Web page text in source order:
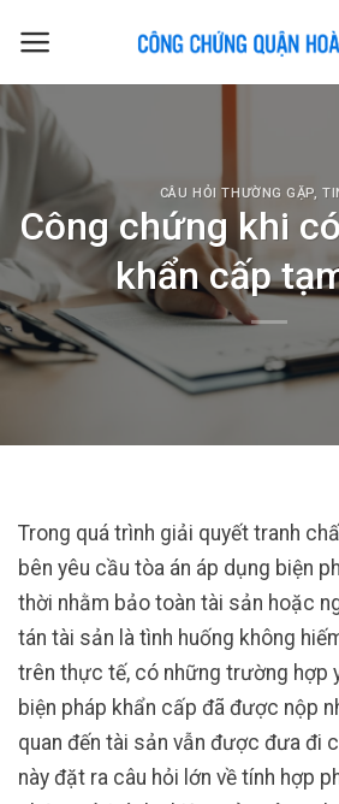
CÂU HỎI THƯỜNG GẶP,
Công chứng khi
khẩn cấp
Trong quá trình giải quyết tranh
bên yêu cầu tòa án áp dụng biện
thời nhằm bảo toàn tài sản hoặc
tán tài sản là tình huống không
trên thực tế, có những trường hợp
biện pháp khẩn cấp đã được nộp
quan đến tài sản vẫn được đưa đi
này đặt ra câu hỏi lớn về tính hợp